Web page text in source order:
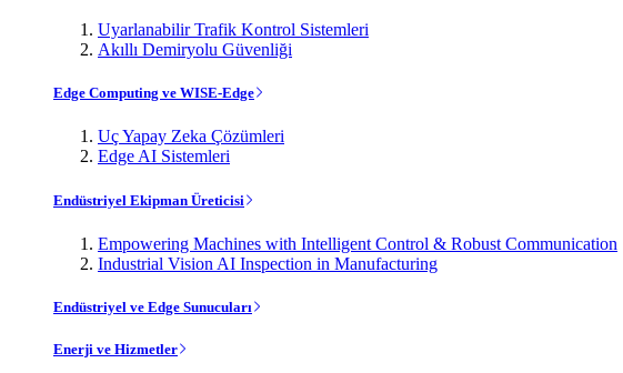
Uyarlanabilir Trafik Kontrol Sistemleri
Akıllı Demiryolu Güvenliği
Edge Computing ve WISE-Edge
Uç Yapay Zeka Çözümleri
Edge AI Sistemleri
Endüstriyel Ekipman Üreticisi
Empowering Machines with Intelligent Control & Robust Communication
Industrial Vision AI Inspection in Manufacturing
Endüstriyel ve Edge Sunucuları
Enerji ve Hizmetler